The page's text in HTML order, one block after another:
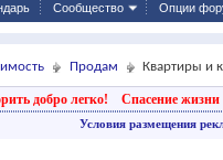
Сообщество Опции
Продам Квартиры и
добро легко! Спасение жизни
Условия размещения